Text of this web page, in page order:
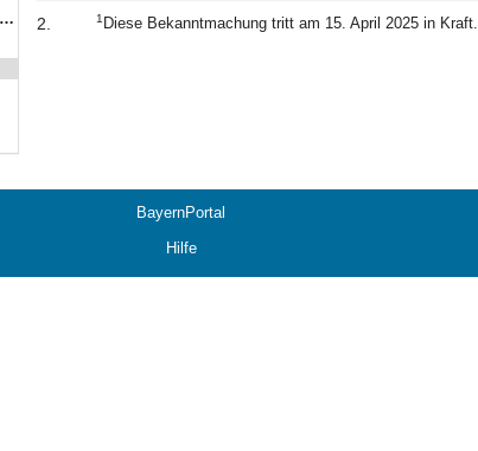
2. 1 Diese Bekanntmachung tritt am 15. April 2025 in Kraft.
BayernPortal
Hilfe